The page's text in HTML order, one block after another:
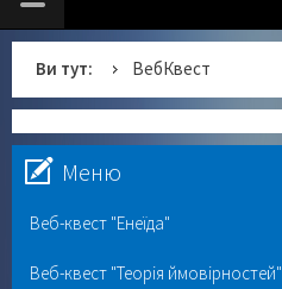
Ви тут: ВебКвест
Меню
Веб-квест "Енеїда"
Веб-квест "Теорія ймовірностей"